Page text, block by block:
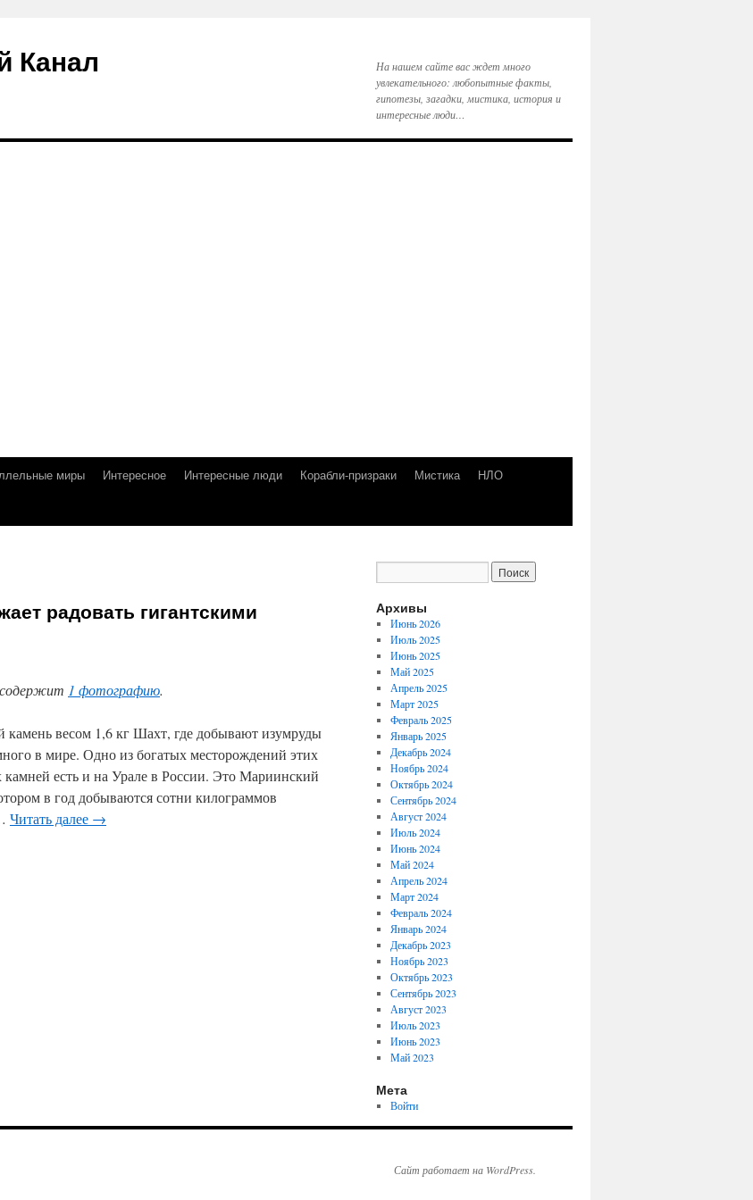
Канал
На нашем сайте вас ждет много
увлекательного: любопытные факты,
гипотезы, загадки, мистика, история и
интересные люди…
миры Интересное Интересные люди Корабли-призраки Мистика
НЛО
радовать гигантскими
1 фотографию.
камень весом 1,6 кг Шахт, где добывают изумруды
в мире. Одно из богатых месторождений этих
камней есть и на Урале в России. Это Мариинский
в год добываются сотни килограммов
Читать далее →
Архивы
Июнь 2026
Июль 2025
Июнь 2025
Май 2025
Апрель 2025
Март 2025
Февраль 2025
Январь 2025
Декабрь 2024
Ноябрь 2024
Октябрь 2024
Сентябрь 2024
Август 2024
Июль 2024
Июнь 2024
Май 2024
Апрель 2024
Март 2024
Февраль 2024
Январь 2024
Декабрь 2023
Ноябрь 2023
Октябрь 2023
Сентябрь 2023
Август 2023
Июль 2023
Июнь 2023
Май 2023
Мета
Войти
Сайт работает на WordPress.